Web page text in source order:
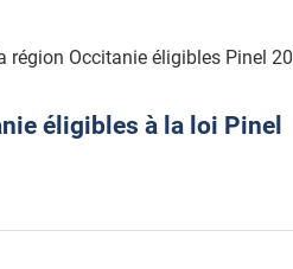
région Occitanie éligibles Pinel
éligibles à la loi Pinel